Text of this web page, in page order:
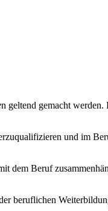
n geltend gemacht
und im
dem Beruf
beruflichen